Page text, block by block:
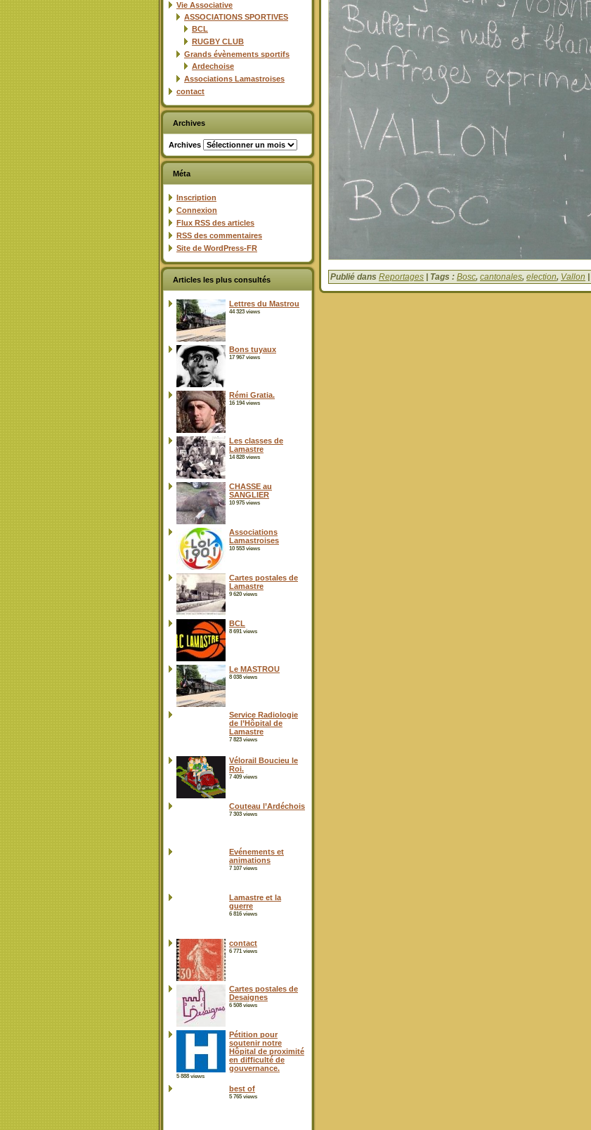
Vie Associative
ASSOCIATIONS SPORTIVES
BCL
RUGBY CLUB
Grands évènements sportifs
Ardechoise
Associations Lamastroises
contact
Archives
Archives
Méta
Inscription
Connexion
Flux RSS des articles
RSS des commentaires
Site de WordPress-FR
Articles les plus consultés
Lettres du Mastrou
44 323 views
Bons tuyaux
17 967 views
Rémi Gratia.
16 194 views
Les classes de
Lamastre
14 828 views
CHASSE au
SANGLIER
10 975 views
Associations
Lamastroises
10 553 views
Cartes postales de
Lamastre
9 620 views
BCL
8 691 views
Le MASTROU
8 038 views
Service Radiologie
de l’Hôpital de
Lamastre
7 823 views
Vélorail Boucieu le
Roi.
7 409 views
Couteau l’Ardéchois
7 303 views
Evénements et
animations
7 107 views
Lamastre et la
guerre
6 816 views
contact
6 771 views
Cartes postales de
Desaignes
6 508 views
Pétition pour
soutenir notre
Hôpital de proximité
en difficulté de
gouvernance.
5 888 views
best of
5 765 views
Publié dans Reportages | Tags : Bosc, cantonales, election, Vallon |